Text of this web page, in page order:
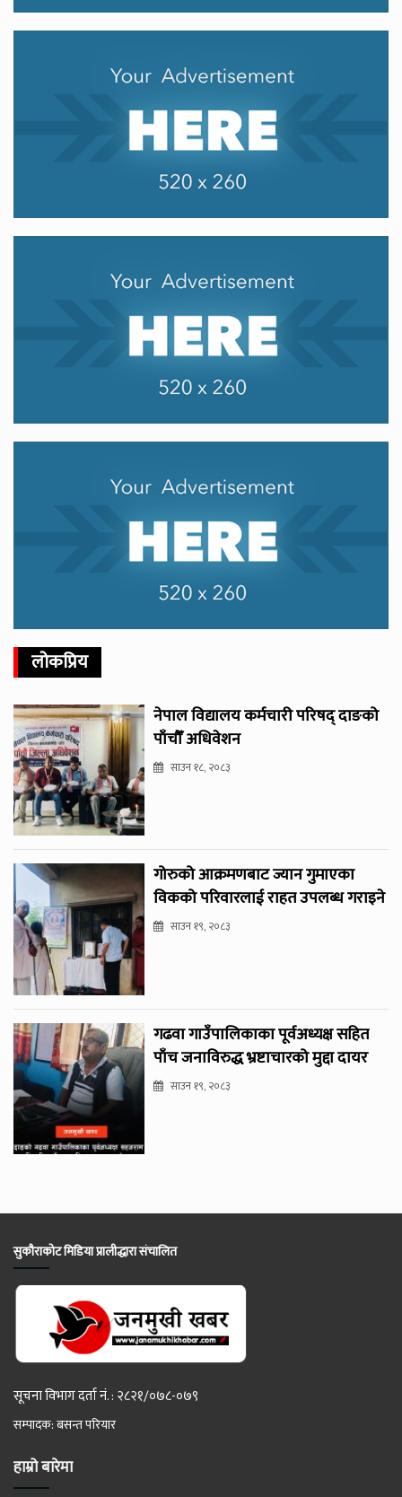
लोकप्रिय
नेपाल विद्यालय कर्मचारी परिषद् दाङको
पाँचौँ अधिवेशन
साउन १८, २०८३
गोरुको आक्रमणबाट ज्यान गुमाएका
विकको परिवारलाई राहत उपलब्ध गराइने
साउन १९, २०८३
गढवा गाउँपालिकाका पूर्वअध्यक्ष सहित
पाँच जनाविरुद्ध भ्रष्टाचारको मुद्दा दायर
साउन १९, २०८३
सुकौराकोट मिडिया प्रालीद्धारा संचालित
सूचना विभाग दर्ता नं. : २८२१/०७८-०७९
सम्पादक: बसन्त परियार
हाम्रो बारेमा